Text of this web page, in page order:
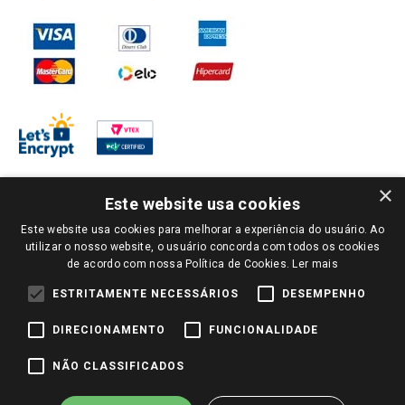
PARA VER OS PREÇOS DA SUA REGIÃO, FAÇA LOGIN E SELECIONE A LOJA DE
SUA PREFERÊNCIA. SOMENTE APÓS O LOGIN, OS PREÇOS DA SUA REGIÃO OU
LOJA SERÃO CARREGADOS.
TODOS OS PREÇOS E CONDIÇÕES COMERCIAIS DESTE SITE SÃO VÁLIDOS APENAS
PARA COMPRAS REALIZADAS NO GIASSI.COM.BR E NA LOJA SELECIONADA
PREÇOS PARA AS VENDAS ONLINE DIVULGADOS NO SITE PREVALECEM ANTE
COMUNICAÇÃO E SITES DE BUSCAS.
2022 COPYRIGHT - GIASSI SUPERMERCADOS. TODOS OS DIREITOS RESERVADOS.
×
Este website usa cookies
Este website usa cookies para melhorar a experiência do usuário. Ao
utilizar o nosso website, o usuário concorda com todos os cookies
de acordo com nossa Política de Cookies. Ler mais
ESTRITAMENTE NECESSÁRIOS DESEMPENHO
DIRECIONAMENTO FUNCIONALIDADE
NÃO CLASSIFICADOS